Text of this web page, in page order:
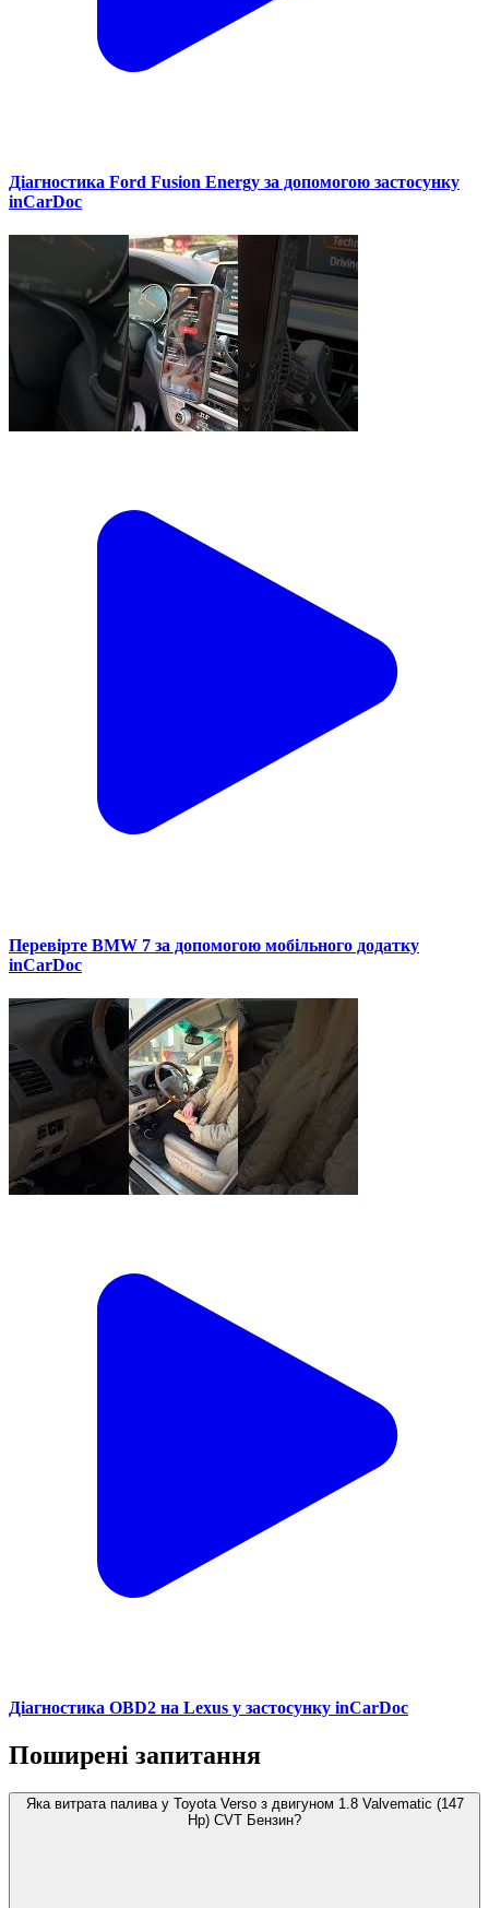
Діагностика Ford Fusion Energy за допомогою застосунку
inCarDoc
Перевірте BMW 7 за допомогою мобільного додатку
inCarDoc
Діагностика OBD2 на Lexus у застосунку inCarDoc
Поширені запитання
Яка витрата палива у Toyota Verso з двигуном 1.8 Valvematic (147
Hp) CVT Бензин?